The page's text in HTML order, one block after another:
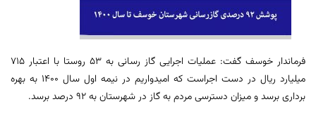
فرماندار خوسف گفت: عملیات اجرایی گاز رسانی به ۵۳ روستا با اعتبار ۷۱۵
میلیارد ریال در دست اجراست که امیدواریم در نیمه اول سال ۱۴۰۰ به بهره
برداری برسد و میزان دسترسی مردم به گاز در شهرستان به ۹۲ درصد برسد.